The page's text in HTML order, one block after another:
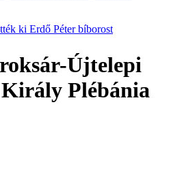
ki Erdő Péter bíborost
Újtelepi
Plébánia